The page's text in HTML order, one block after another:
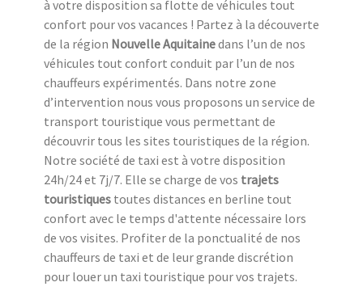
à votre disposition sa flotte de véhicules tout
confort pour vos vacances ! Partez à la découverte
de la région Nouvelle Aquitainedans l’un de nos
véhicules tout confort conduit par l’un de nos
chauffeurs expérimentés. Dans notre zone
d’intervention nous vous proposons un service de
transport touristique vous permettant de
découvrir tous les sites touristiques de la région.
Notre société de taxi est à votre disposition
24h/24 et 7j/7. Elle se charge de vos trajets
touristiques toutes distances en berline tout
confort avec le temps d'attente nécessaire lors
de vos visites. Profiter de la ponctualité de nos
chauffeurs de taxi et de leur grande discrétion
pour louer un taxi touristique pour vos trajets.